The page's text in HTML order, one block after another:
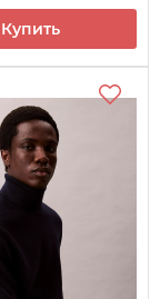
Купить